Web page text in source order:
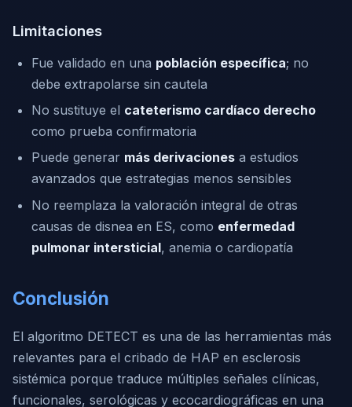
Limitaciones
Fue validado en una población específica; no
debe extrapolarse sin cautela
No sustituye el cateterismo cardíaco derecho
como prueba confirmatoria
Puede generar más derivaciones a estudios
avanzados que estrategias menos sensibles
No reemplaza la valoración integral de otras
causas de disnea en ES, como enfermedad
pulmonar intersticial, anemia o cardiopatía
Conclusión
El algoritmo DETECT es una de las herramientas más
relevantes para el cribado de HAP en esclerosis
sistémica porque traduce múltiples señales clínicas,
funcionales, serológicas y ecocardiográficas en una